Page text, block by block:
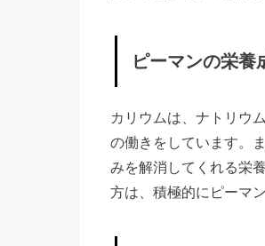
養
分
③
カ
リ
ピーマンの栄
カリウムは、ナトリウ
の働きをしています。
みを解消してくれる栄
方は、積極的にピーマ